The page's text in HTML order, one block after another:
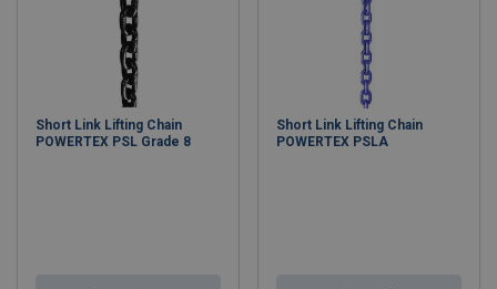
Short Link Lifting Chain
POWERTEX PSL Grade 8
Short Link Lifting Chain
POWERTEX PSLA